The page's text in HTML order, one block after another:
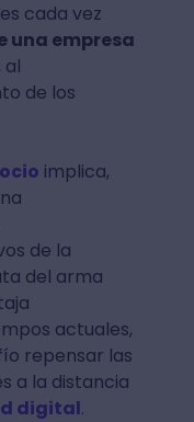
cada vez
una empresa
al
de los
implica,
de la
del arma
actuales,
repensar las
a la distancia
digital.